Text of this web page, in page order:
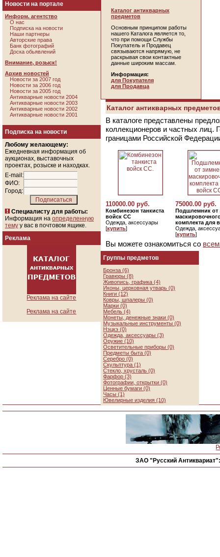
Новости на портале
Информ. агентство
О нас
Подписка на новости
Наши партнеры
Авторские права
Банк фотографий
Доска обьявлений
Внимание, розыск!
Архив новостей
Новости за 2007 год
Новости за 2006 год
Новости за 2005 год
Антикварные новости 2004
Антикварные новости 2003
Антикварные новости 2002
Антикварные новости 2001
Подписка на новости
Любому желающему:
Ежедневная информация об
аукционах, выставочных
проектах, розыске и находках.
E-mail:
ФИО:
Город:
Специалисту для работы:
Информация на определенную
тему у вас в почтовом ящике.
Реклама
Реклама на сайте
Реклама на сайте
Каталог антикварных
предметов
Основным принципом работы
нашего Каталога является то,
что при помощи Службы
Покупатель и Продавец
связываются напрямую, не
раскрывая свои контактные
данные широким массам.
Информация:
для Покупателя
для Продавца
Каталог антикварных
В каталоге представлены
коллекционеров и частных лиц.
границами Российской
110000.00 руб.
Комбинезон танкиста
войск СС
Одежда, аксессуары
[купить]
75000.00 руб.
Подшлемник от
комплекта для
Одежда,
[купить]
Вы можете ознакомиться со
Группы предметов
Бронза (6)
Гравюры (8)
Живопись, графика (4)
Иконы, церковная утварь (0)
Книги (12)
Ковры, шпалеры (0)
Марки (0)
Мебель (4)
Монеты, денежные знаки (0)
Музыкальные инструменты (0)
Нэцкэ (0)
Одежда, аксессуары (3)
Оружие (10)
Осветительные приборы (0)
Предметы быта (0)
Серебро (0)
Скульптура (1)
Стекло, хрусталь (0)
Фарфор (3)
Фотографии, открытки (0)
Ценные бумаги (0)
Часы (1)
Ювелирные изделия (10)
ЗАО "Русский Антиквариат":